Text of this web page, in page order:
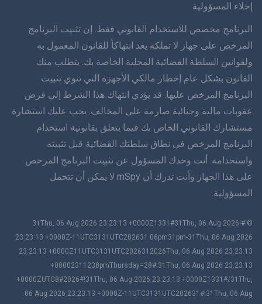
简体 体 中文
हिंददी
اللغة الهولندية
עברית
رومانا
繁體 中文文
سلوفينيا
باهاسا ميلايو
إخلاء المسؤولية
البرنامج مخصص للاستخدام القانوني فقط. إن تثبيت البرنامج
المرخص على جهاز لا تملكه يعد انتهاكاً للقانون المعمول به
ولقوانين السلطة القضائية المحلية الخاصة بك. يتطلب منك
القانون بشكل عام إخطار مالكي الأجهزة التي تنوي تثبيت
البرنامج المرخص عليها. قد يؤدي انتهاك هذا الشرط إلى فرض
عقوبات مالية وجنائية صارمة على المخالف. يجب عليك استشارة
مستشارك القانوني الخاص بك فيما يتعلق بقانونية استخدام
البرنامج المرخص في نطاق سلطتك القضائية قبل تثبيته
واستخدامه. أنت وحدك المسؤول عن تثبيت البرنامج المرخص
على هذا الجهاز وأنت تدرك أن mSpy لا يمكن أن تتحمل
المسؤولية.
© #!31Thu, 06 Aug 2026 23:23:13 +0000Z1331#31Thu, 06 Aug 2026
23:23:13 +0000Z-11UTC3131UTC202631 06pm31pm-31Thu, 06 Aug 2026
23:23:13 +0000Z11UTC3131UTC2026312026Thu, 06 Aug 2026 23:23:13
+00002311238pmThursday=28#!31Thu, 06 Aug 2026 23:23:13
+0000ZUTC8#2026#!31Thu, 06 Aug 2026 23:23:13 +0000Z1331#/31Thu,
06 Aug 2026 23:23:13 +0000Z-11UTC3131UTC202631#!31Thu, 06 Aug